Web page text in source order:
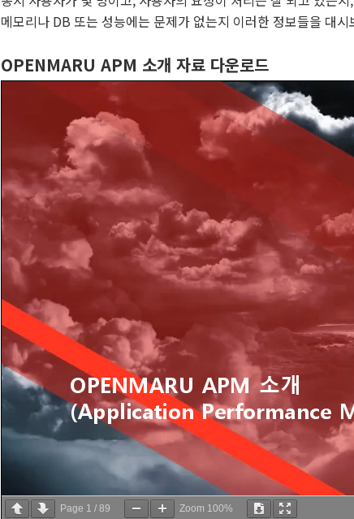
메모리나 DB 또는 성능에는 문제가 없는지 이러한 정보들을 대
OPENMARU APM 소개 자료 다운로드
Page 1 / 89 Zoom 100%